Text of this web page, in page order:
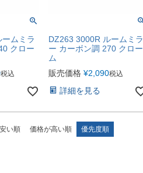
ムミラ
クロー
税込
DZ263 3000R ルームミラ
ー カーボン調 270 クロー
ム
販売価格 ¥2,090税込
詳細を見る
い順 価格が高い順 優先度順